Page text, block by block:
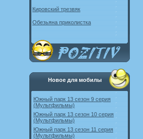
Кировский трезвяк
Обезьяна приколистка
Новое для мобилы
Южный парк 13 сезон 9 серия
(Мультфильмы)
Южный парк 13 сезон 10 серия
(Мультфильмы)
Южный парк 13 сезон 11 серия
(Мультфильмы)